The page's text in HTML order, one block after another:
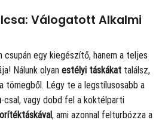
Válogatott Alkalmi
csupán egy kiegészítő, hanem a teljes
Nálunk olyan estélyi táskákat találsz,
tömegből. Légy te a legstílusosabb a
-csal, vagy dobd fel a koktélparti
, ami azonnal felturbózza a